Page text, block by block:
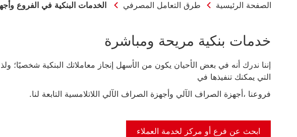
الصفحة الرئيسية طرق التعامل المصرفي الخدمات البنكية في الفروع
خدمات بنكية مريحة ومباشرة
إننا ندرك أنه في بعض الأحيان يكون من الأسهل إنجاز معاملاتك البنكية شخصيًا؛
التي يمكنك تنفيذها في
فروعنا ،أجهزة الصراف الآلي وأجهزة الصراف الآلي اللاتلامسية التابعة لنا.
ابحث عن فرع أو مركز لخدمة العملاء